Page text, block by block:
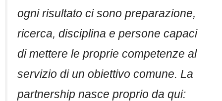
ogni risultato ci sono preparazione,
ricerca, disciplina e persone capaci
di mettere le proprie competenze al
servizio di un obiettivo comune. La
partnership nasce proprio da qui: